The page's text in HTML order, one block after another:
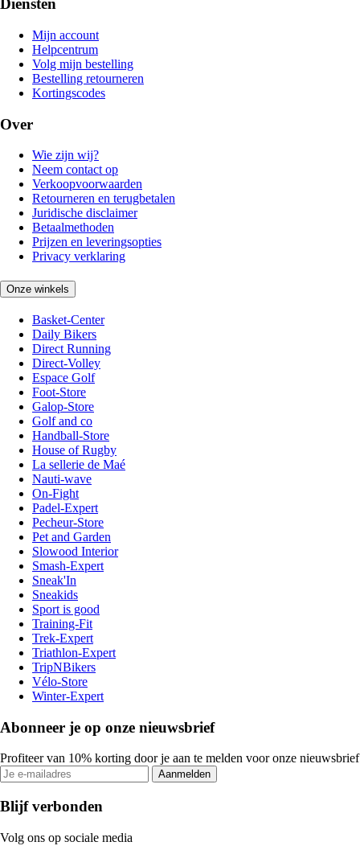
Diensten
Mijn account
Helpcentrum
Volg mijn bestelling
Bestelling retourneren
Kortingscodes
Over
Wie zijn wij?
Neem contact op
Verkoopvoorwaarden
Retourneren en terugbetalen
Juridische disclaimer
Betaalmethoden
Prijzen en leveringsopties
Privacy verklaring
Onze winkels
Basket-Center
Daily Bikers
Direct Running
Direct-Volley
Espace Golf
Foot-Store
Galop-Store
Golf and co
Handball-Store
House of Rugby
La sellerie de Maé
Nauti-wave
On-Fight
Padel-Expert
Pecheur-Store
Pet and Garden
Slowood Interior
Smash-Expert
Sneak'In
Sneakids
Sport is good
Training-Fit
Trek-Expert
Triathlon-Expert
TripNBikers
Vélo-Store
Winter-Expert
Abonneer je op onze nieuwsbrief
Profiteer van 10% korting door je aan te melden voor onze nieuwsbrief
Aanmelden
Blijf verbonden
Volg ons op sociale media